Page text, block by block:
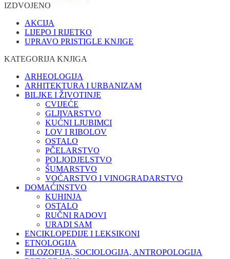
IZDVOJENO
AKCIJA
LIJEPO I RIJETKO
UPRAVO PRISTIGLE KNJIGE
KATEGORIJA KNJIGA
ARHEOLOGIJA
ARHITEKTURA I URBANIZAM
BILJKE I ŽIVOTINJE
CVIJEĆE
GLJIVARSTVO
KUĆNI LJUBIMCI
LOV I RIBOLOV
OSTALO
PČELARSTVO
POLJODJELSTVO
ŠUMARSTVO
VOĆARSTVO I VINOGRADARSTVO
DOMAĆINSTVO
KUHINJA
OSTALO
RUČNI RADOVI
URADI SAM
ENCIKLOPEDIJE I LEKSIKONI
ETNOLOGIJA
FILOZOFIJA, SOCIOLOGIJA, ANTROPOLOGIJA